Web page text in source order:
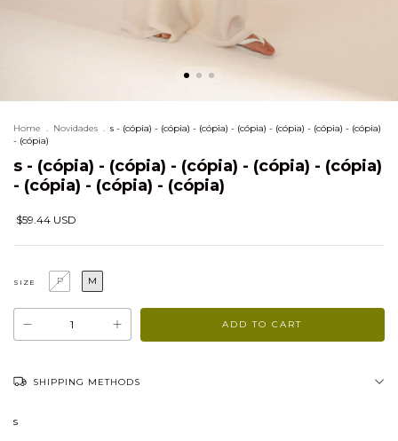
Home . Novidades . s - (cópia) - (cópia) - (cópia) - (cópia) - (cópia) - (cópia) - (cópia)
- (cópia)
s - (cópia) - (cópia) - (cópia) - (cópia) - (cópia)
- (cópia) - (cópia) - (cópia)
$59.44 USD
SIZE P M
SHIPPING METHODS
s